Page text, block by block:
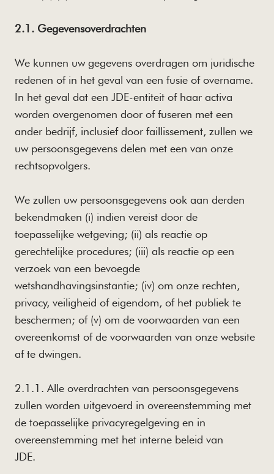
2.1. Gegevensoverdrachten
We kunnen uw gegevens overdragen om juridische
redenen of in het geval van een fusie of overname.
In het geval dat een JDE-entiteit of haar activa
worden overgenomen door of fuseren met een
ander bedrijf, inclusief door faillissement, zullen we
uw persoonsgegevens delen met een van onze
rechtsopvolgers.
We zullen uw persoonsgegevens ook aan derden
bekendmaken (i) indien vereist door de
toepasselijke wetgeving; (ii) als reactie op
gerechtelijke procedures; (iii) als reactie op een
verzoek van een bevoegde
wetshandhavingsinstantie; (iv) om onze rechten,
privacy, veiligheid of eigendom, of het publiek te
beschermen; of (v) om de voorwaarden van een
overeenkomst of de voorwaarden van onze website
af te dwingen.
2.1.1. Alle overdrachten van persoonsgegevens
zullen worden uitgevoerd in overeenstemming met
de toepasselijke privacyregelgeving en in
overeenstemming met het interne beleid van
JDE.